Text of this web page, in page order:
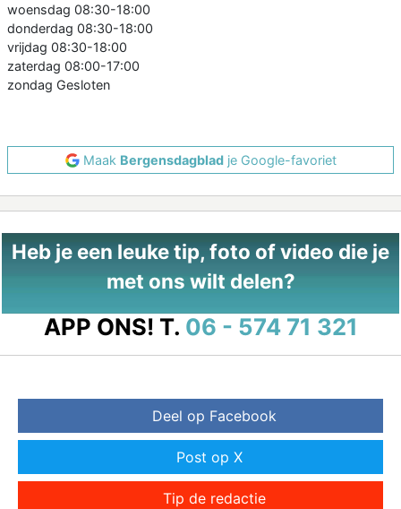
woensdag 08:30-18:00
donderdag 08:30-18:00
vrijdag 08:30-18:00
zaterdag 08:00-17:00
zondag Gesloten
Maak Bergensdagbladje Google-favoriet
Heb je een leuke tip, foto of video die je
met ons wilt delen?
APP ONS! T. 06 - 574 71 321
Deel op Facebook
Post op X
Tip de redactie